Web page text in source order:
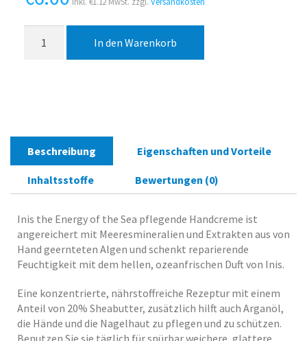
Reisegröße
Menge
In den Warenkorb
Beschreibung Eigenschaften und Vorteile
Inhaltsstoffe Bewertungen (0)
Inis the Energy of the Sea pflegende Handcreme ist
angereichert mit Meeresmineralien und Extrakten aus von
Hand geernteten Algen und schenkt reparierende
Feuchtigkeit mit dem hellen, ozeanfrischen Duft von Inis.
Eine konzentrierte, nährstoffreiche Rezeptur mit einem
Anteil von 20% Sheabutter, zusätzlich hilft auch Arganöl,
die Hände und die Nagelhaut zu pflegen und zu schützen.
Benutzen Sie sie täglich für spürbar weichere, glattere